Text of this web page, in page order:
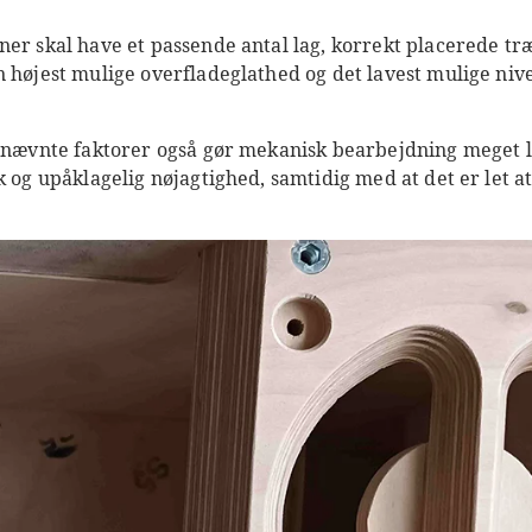
skal have et passende antal lag, korrekt placerede
højest mulige overfladeglathed og det lavest mulige
faktorer også gør mekanisk bearbejdning meget
upåklagelig nøjagtighed, samtidig med at det er let